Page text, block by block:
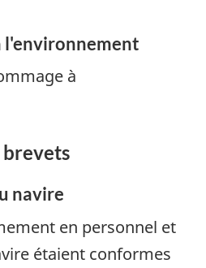
l'environnement
à
navire
en personnel et
étaient conformes